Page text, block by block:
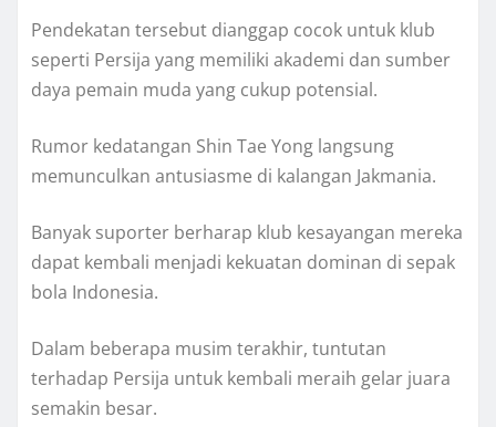
Pendekatan tersebut dianggap cocok untuk klub
seperti Persija yang memiliki akademi dan sumber
daya pemain muda yang cukup potensial.
Rumor kedatangan Shin Tae Yong langsung
memunculkan antusiasme di kalangan Jakmania.
Banyak suporter berharap klub kesayangan mereka
dapat kembali menjadi kekuatan dominan di sepak
bola Indonesia.
Dalam beberapa musim terakhir, tuntutan
terhadap Persija untuk kembali meraih gelar juara
semakin besar.